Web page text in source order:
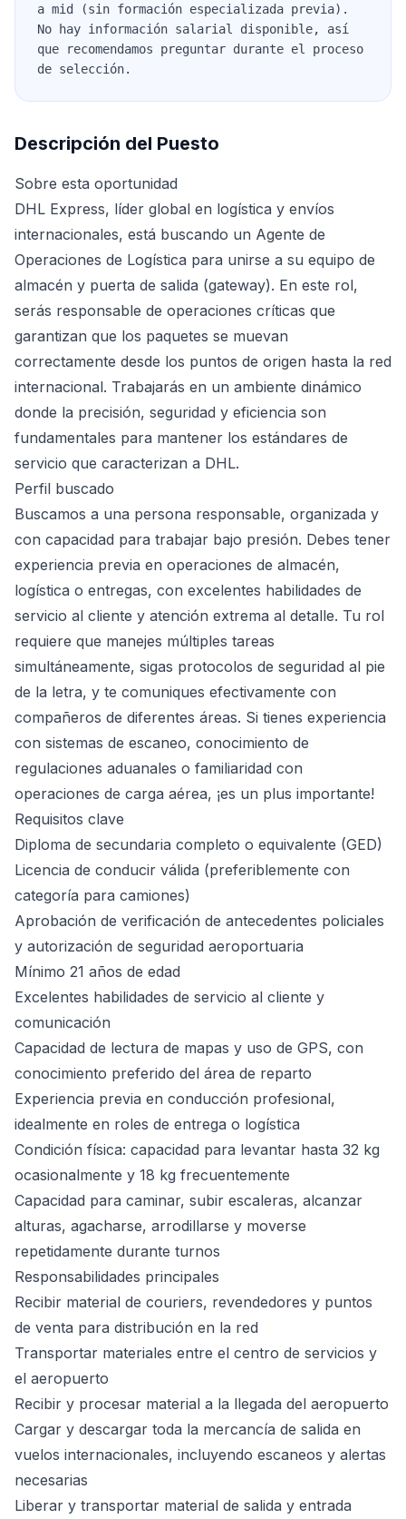
a mid (sin formación especializada previa).
No hay información salarial disponible, así
que recomendamos preguntar durante el proceso
de selección.
Descripción del Puesto
Sobre esta oportunidad
DHL Express, líder global en logística y envíos
internacionales, está buscando un Agente de
Operaciones de Logística para unirse a su equipo de
almacén y puerta de salida (gateway). En este rol,
serás responsable de operaciones críticas que
garantizan que los paquetes se muevan
correctamente desde los puntos de origen hasta la red
internacional. Trabajarás en un ambiente dinámico
donde la precisión, seguridad y eficiencia son
fundamentales para mantener los estándares de
servicio que caracterizan a DHL.
Perfil buscado
Buscamos a una persona responsable, organizada y
con capacidad para trabajar bajo presión. Debes tener
experiencia previa en operaciones de almacén,
logística o entregas, con excelentes habilidades de
servicio al cliente y atención extrema al detalle. Tu rol
requiere que manejes múltiples tareas
simultáneamente, sigas protocolos de seguridad al pie
de la letra, y te comuniques efectivamente con
compañeros de diferentes áreas. Si tienes experiencia
con sistemas de escaneo, conocimiento de
regulaciones aduanales o familiaridad con
operaciones de carga aérea, ¡es un plus importante!
Requisitos clave
Diploma de secundaria completo o equivalente (GED)
Licencia de conducir válida (preferiblemente con
categoría para camiones)
Aprobación de verificación de antecedentes policiales
y autorización de seguridad aeroportuaria
Mínimo 21 años de edad
Excelentes habilidades de servicio al cliente y
comunicación
Capacidad de lectura de mapas y uso de GPS, con
conocimiento preferido del área de reparto
Experiencia previa en conducción profesional,
idealmente en roles de entrega o logística
Condición física: capacidad para levantar hasta 32 kg
ocasionalmente y 18 kg frecuentemente
Capacidad para caminar, subir escaleras, alcanzar
alturas, agacharse, arrodillarse y moverse
repetidamente durante turnos
Responsabilidades principales
Recibir material de couriers, revendedores y puntos
de venta para distribución en la red
Transportar materiales entre el centro de servicios y
el aeropuerto
Recibir y procesar material a la llegada del aeropuerto
Cargar y descargar toda la mercancía de salida en
vuelos internacionales, incluyendo escaneos y alertas
necesarias
Liberar y transportar material de salida y entrada